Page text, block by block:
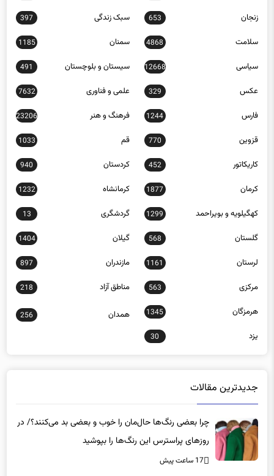
زنجان 653 سبک زندگی 397
سلامت 4868 سمنان 1185
سیاسی 12668 سیستان و بلوچستان 491
عکس 329 علمی و فناوری 7632
فارس 1244 فرهنگ و هنر 23206
قزوین 770 قم 1033
کاریکاتور 452 کردستان 940
کرمان 1877 کرمانشاه 1232
کهگیلویه و بویراحمد 1299 گردشگری 13
گلستان 568 گیلان 1404
لرستان 1161 مازندران 897
مرکزی 563 مناطق آزاد 218
هرمزگان 1345 همدان 256
یزد 30
جدیدترین مقالات
چرا بعضی رنگ‌ها حال‌مان را خوب و بعضی بد می‌کنند؟/ در
روزهای پراسترس این رنگ‌ها را بپوشید
17 ساعت پیش